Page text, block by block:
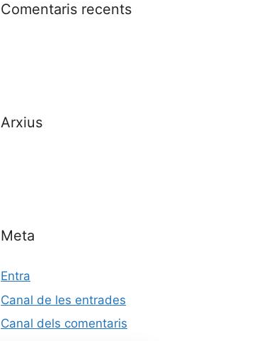
Comentaris recents
Arxius
Meta
Entra
Canal de les entrades
Canal dels comentaris